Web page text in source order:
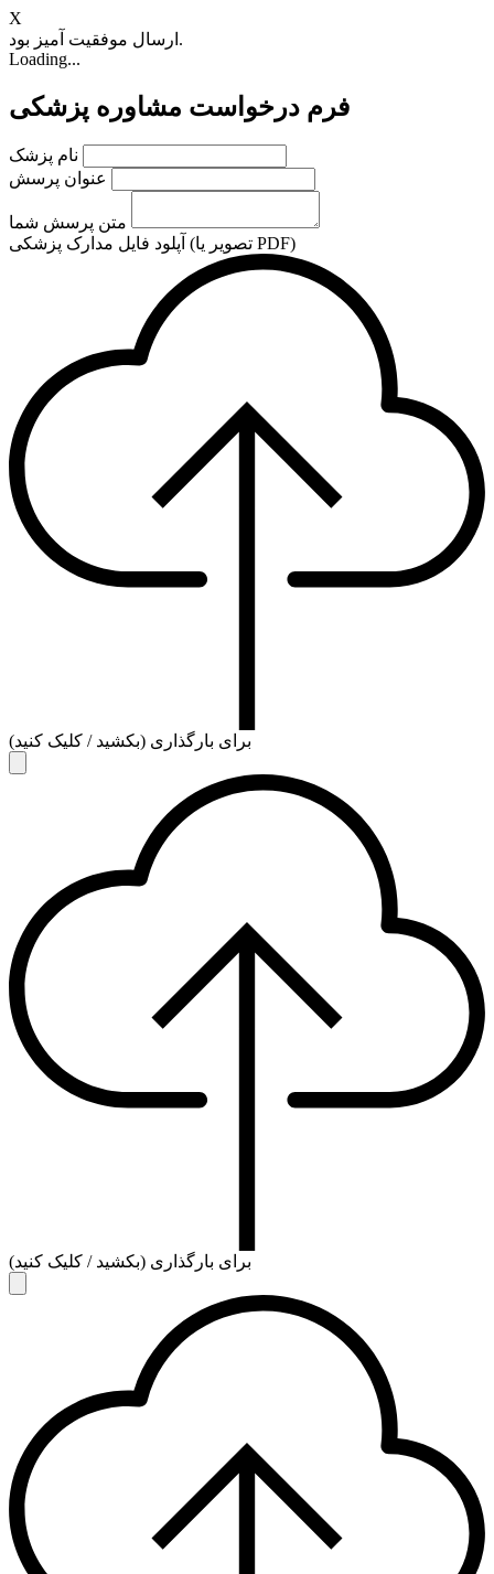
X
ارسال موفقیت آمیز بود.
Loading...
فرم درخواست مشاوره پزشکی
نام پزشک
عنوان پرسش
متن پرسش شما
آپلود فایل مدارک پزشکی (تصویر یا PDF)
برای بارگذاری (بکشید / کلیک کنید)
برای بارگذاری (بکشید / کلیک کنید)